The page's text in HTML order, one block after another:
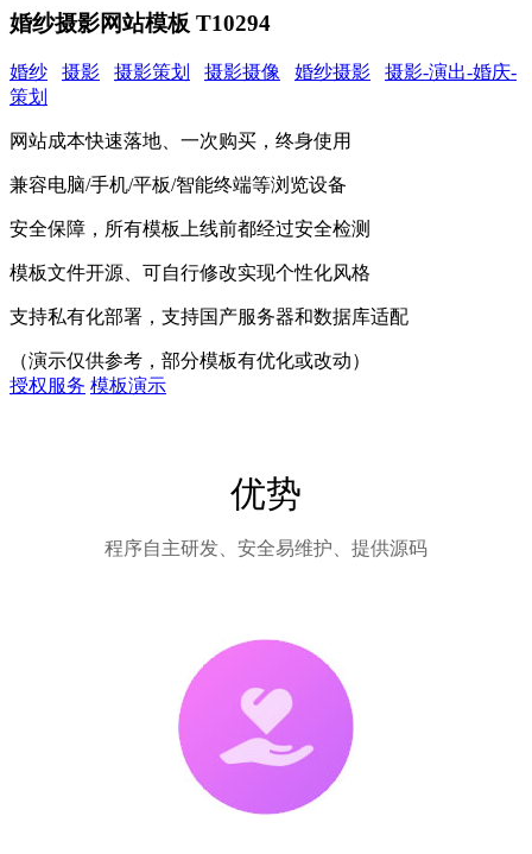
婚纱摄影网站模板 T10294
婚纱 摄影 摄影策划 摄影摄像 婚纱摄影
摄影-演出-婚庆-
策划
网站成本快速落地、一次购买，终身使用
兼容电脑/手机/平板/智能终端等浏览设备
安全保障，所有模板上线前都经过安全检测
模板文件开源、可自行修改实现个性化风格
支持私有化部署，支持国产服务器和数据库适配
（演示仅供参考，部分模板有优化或改动）
授权服务 模板演示
优势
程序自主研发、安全易维护、提供源码